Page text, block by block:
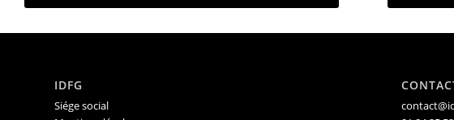
IDFG
Siége social